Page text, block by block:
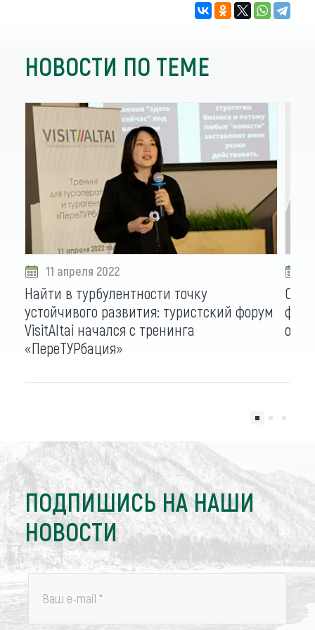
НОВОСТИ ПО ТЕМЕ
11 апреля 2022
Найти в турбулентности точку
устойчивого развития: туристский форум
VisitAltai начался с тренинга
«ПереТУРбация»
С
ПОДПИШИСЬ НА НАШИ
НОВОСТИ
Ваш e-mail *